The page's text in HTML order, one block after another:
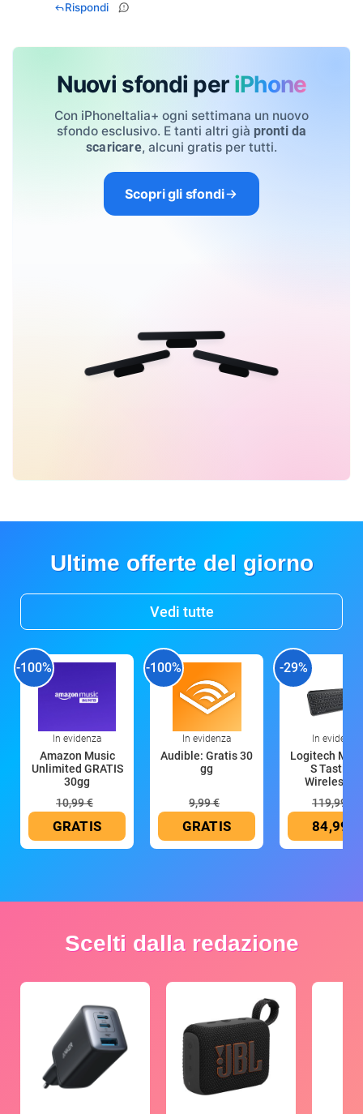
Rispondi
Nuovi sfondi per iPhone
Con iPhoneItalia+ ogni settimana un nuovo
sfondo esclusivo. E tanti altri già pronti da
scaricare, alcuni gratis per tutti.
Scopri gli sfondi
Ultime offerte del giorno
Vedi tutte
-100%
In evidenza
Amazon Music
Unlimited GRATIS
30gg
10,99 €
GRATIS
-100%
In evidenza
Audible: Gratis 30
gg
9,99 €
GRATIS
-29%
In evidenza
Logitech MX
S Tastiera
Wireless
119,99 €
84,99 €
Scelti dalla redazione